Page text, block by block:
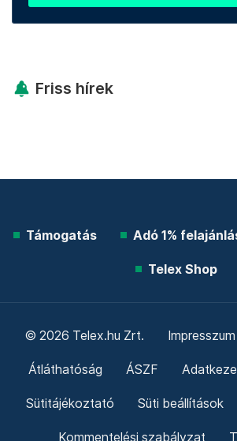
Friss hírek
Támogatás Adó 1%
Telex Shop
© 2026 Telex.hu Zrt. Impresszum
Átláthatóság ÁSZF
Sütitájékoztató Süti beállítások
Kommentelési szabályzat